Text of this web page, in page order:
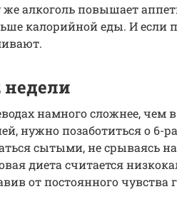
алкоголь повышает
калорийной еды. И если
недели
намного сложнее, чем
нужно позаботиться о 6-
сытыми, не срываясь
диета считается
от постоянного чувства